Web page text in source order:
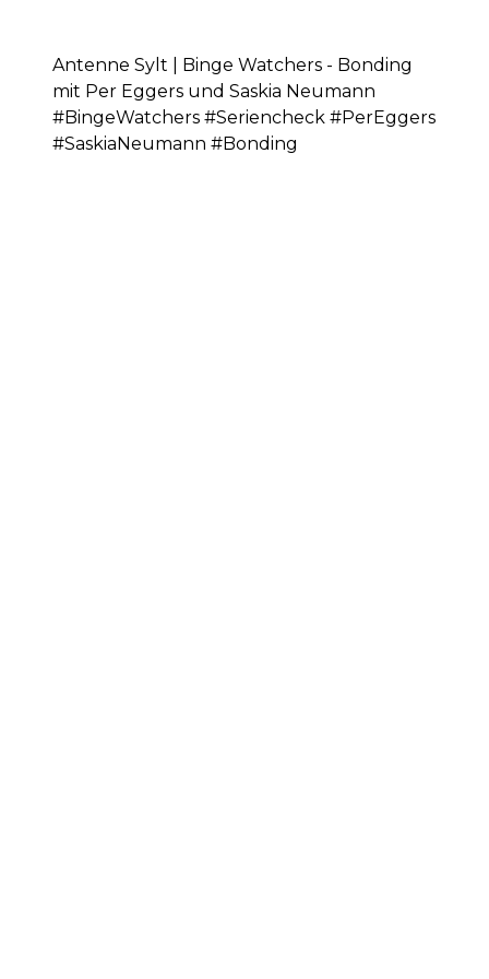
Antenne Sylt | Binge Watchers - Bonding
mit Per Eggers und Saskia Neumann
#BingeWatchers #Seriencheck #PerEggers
#SaskiaNeumann #Bonding